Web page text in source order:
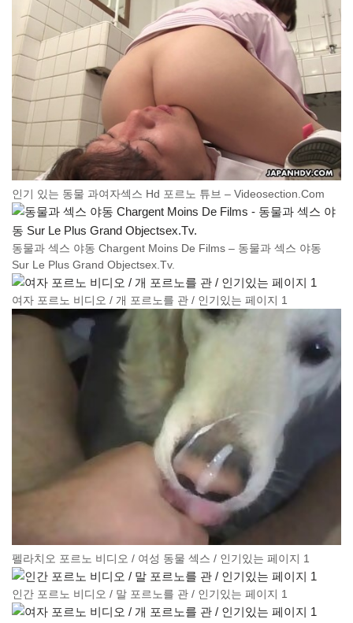
인기 있는 동물 과여자섹스 Hd 포르노 튜브 – Videosection.Com
동물과 섹스 야동 Chargent Moins De Films – 동물과 섹스 야동
Sur Le Plus Grand Objectsex.Tv.
여자 포르노 비디오 / 개 포르노를 관 / 인기있는 페이지 1
펠라치오 포르노 비디오 / 여성 동물 섹스 / 인기있는 페이지 1
인간 포르노 비디오 / 말 포르노를 관 / 인기있는 페이지 1